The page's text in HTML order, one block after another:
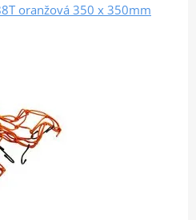
oranžová 350 x 350mm